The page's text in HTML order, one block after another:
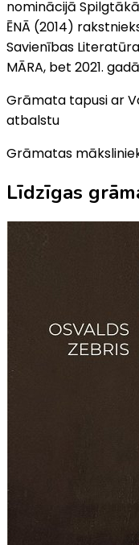
nominācijā Spilgtākā
ĒNĀ (2014)
Savienības
MĀRA, bet 2021.
Grāmata tapusi ar
atbalstu
Grāmatas
Līdzīgas